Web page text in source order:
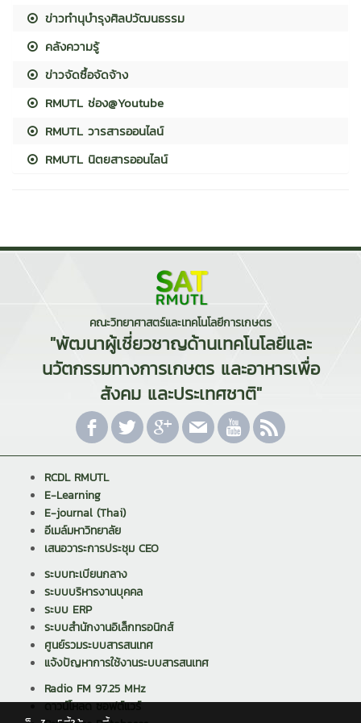
ข่าวทำนุบำรุงศิลปวัฒนธรรม
คลังความรู้
ข่าวจัดซื้อจัดจ้าง
RMUTL ช่อง@Youtube
RMUTL วารสารออนไลน์
RMUTL นิตยสารออนไลน์
คณะวิทยาศาสตร์และเทคโนโลยีการเกษตร
"พัฒนาผู้เชี่ยวชาญด้านเทคโนโลยีและ
นวัตกรรมทางการเกษตร และอาหารเพื่อ
สังคม และประเทศชาติ"
RCDL RMUTL
E-Learning
E-journal (Thai)
อีเมล์มหาวิทยาลัย
เสนอวาระการประชุม CEO
ระบบทะเบียนกลาง
ระบบบริหารงานบุคคล
ระบบ ERP
ระบบสำนักงานอิเล็กทรอนิกส์
ศูนย์รวมระบบสารสนเทศ
แจ้งปัญหาการใช้งานระบบสารสนเทศ
Radio FM 97.25 MHz
ดาวน์โหลด ซอฟต์แวร์